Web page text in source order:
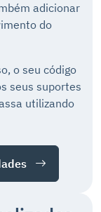
adicionar
do
o seu código
seus suportes
utilizando